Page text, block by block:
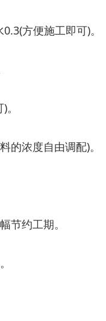
方便施工即可)。
的浓度自由调配)。
节约工期。